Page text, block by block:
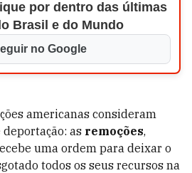
por dentro das últimas
Brasil e do Mundo
no Google
americanas consideram
as remoções,
uma ordem para deixar o
todos os seus recursos na